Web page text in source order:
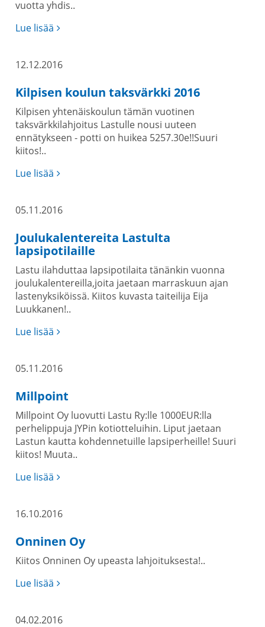
vuotta yhdis..
Lue lisää
12.12.2016
Kilpisen koulun taksvärkki 2016
Kilpisen yhtenäiskoulun tämän vuotinen
taksvärkkilahjoitus Lastulle nousi uuteen
ennätykseen - potti on huikea 5257.30e!!Suuri
kiitos!..
Lue lisää
05.11.2016
Joulukalentereita Lastulta
lapsipotilaille
Lastu ilahduttaa lapsipotilaita tänänkin vuonna
joulukalentereilla,joita jaetaan marraskuun ajan
lastenyksiköissä. Kiitos kuvasta taiteilija Eija
Luukkanen!..
Lue lisää
05.11.2016
Millpoint
Millpoint Oy luovutti Lastu Ry:lle 1000EUR:lla
perhelippuja JYPin kotiotteluihin. Liput jaetaan
Lastun kautta kohdennetuille lapsiperheille! Suuri
kiitos! Muuta..
Lue lisää
16.10.2016
Onninen Oy
Kiitos Onninen Oy upeasta lahjoituksesta!..
Lue lisää
04.02.2016